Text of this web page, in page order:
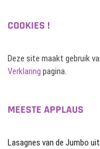
COOKIES !
Deze site maakt gebruik
Verklaring pagina.
MEESTE APPLAUS
Lasagnes van de Jumbo